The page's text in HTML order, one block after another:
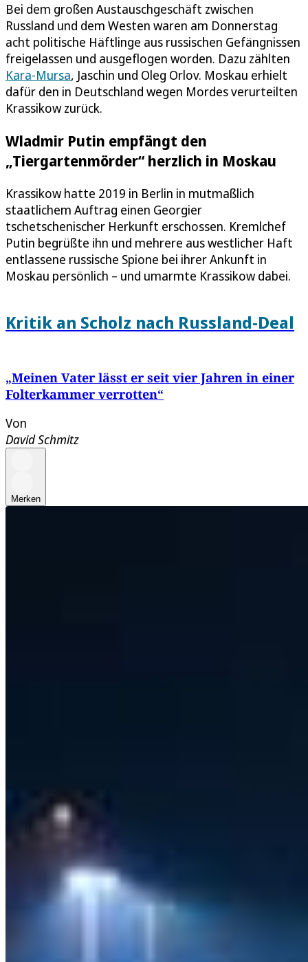
Bei dem großen Austauschgeschäft zwischen
Russland und dem Westen waren am Donnerstag
acht politische Häftlinge aus russischen Gefängnissen
freigelassen und ausgeflogen worden. Dazu zählten
Kara-Mursa, Jaschin und Oleg Orlov. Moskau erhielt
dafür den in Deutschland wegen Mordes verurteilten
Krassikow zurück.
Wladmir Putin empfängt den
„Tiergartenmörder“ herzlich in Moskau
Krassikow hatte 2019 in Berlin in mutmaßlich
staatlichem Auftrag einen Georgier
tschetschenischer Herkunft erschossen. Kremlchef
Putin begrüßte ihn und mehrere aus westlicher Haft
entlassene russische Spione bei ihrer Ankunft in
Moskau persönlich – und umarmte Krassikow dabei.
Kritik an Scholz nach Russland-Deal
„Meinen Vater lässt er seit vier Jahren in einer
Folterkammer verrotten“
Von
David Schmitz
Merken